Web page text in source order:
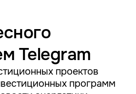
Telegram
проектов
программ